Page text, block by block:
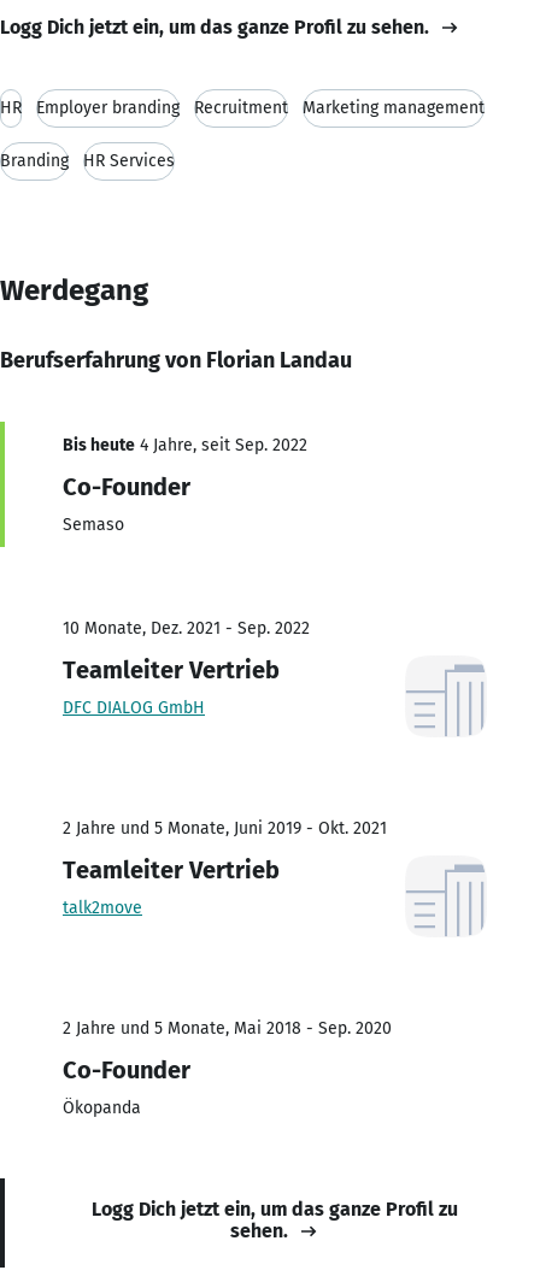
Logg Dich jetzt ein, um das ganze Profil zu sehen.
HR Employer branding Recruitment Marketing management
Branding HR Services
Werdegang
Berufserfahrung von Florian Landau
Bis heute 4 Jahre, seit Sep. 2022
Co-Founder
Semaso
10 Monate, Dez. 2021 - Sep. 2022
Teamleiter Vertrieb
DFC DIALOG GmbH
2 Jahre und 5 Monate, Juni 2019 - Okt. 2021
Teamleiter Vertrieb
talk2move
2 Jahre und 5 Monate, Mai 2018 - Sep. 2020
Co-Founder
Ökopanda
Logg Dich jetzt ein, um das ganze Profil zu
sehen.